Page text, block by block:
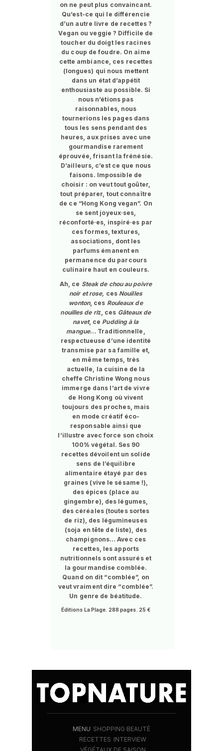
on ne peut plus convaincant.
Qu’est-ce qui le différencie
d’un autre livre de recettes ?
Vegan ou veggie ? Difficile de
toucher du doigt les racines
du coup de foudre. On aime
cette ambiance, ces recettes
(longues) qui nous mettent
dans un état d’appétit
enthousiaste au possible. Si
nous n’étions pas
raisonnables, nous
tournerions les pages dans
tous les sens pendant des
heures, aux prises avec une
gourmandise rarement
éprouvée, frisant la frénésie.
D’ailleurs, c’est ce que nous
faisons. Impossible de
choisir : on veut tout goûter,
tout préparer, tout connaître
de ce “Hong Kong vegan”. On
se sent joyeux·ses,
réconforté·es, inspiré·es par
ces formes, textures,
associations, dont les
parfums émanent en
permanence du parcours
culinaire haut en couleurs.
Ah, ce Steak de chou au poivre
noir et rose, cesNouilles
wonton, ces Rouleaux de
nouilles de riz, ces Gâteaux de
navet, ce Pudding à la
mangue… Traditionnelle,
respectueuse d’une identité
transmise par sa famille et,
en même temps, très
actuelle, la cuisine de la
cheffe Christine Wong nous
immerge dans l’art de vivre
de Hong Kong où vivent
toujours des proches, mais
en mode créatif éco-
responsable ainsi que
l’illustre avec force son choix
100% végétal. Ses 90
recettes dévoilent un solide
sens de l’équilibre
alimentaire étayé par des
graines (vive le sésame !),
des épices (place au
gingembre), des légumes,
des céréales (toutes sortes
de riz), des légumineuses
(soja en tête de liste), des
champignons… Avec ces
recettes, les apports
nutritionnels sont assurés et
la gourmandise comblée.
Quand on dit “comblée”, on
veut vraiment dire “comblée”.
Un genre de béatitude.
Éditions La Plage. 288 pages. 25 €
MENU SHOPPING BEAUTÉ
RECETTES INTERVIEW